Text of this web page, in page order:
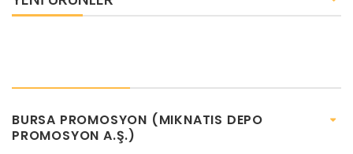
BURSA PROMOSYON (MIKNATIS DEPO
PROMOSYON A.Ş.)